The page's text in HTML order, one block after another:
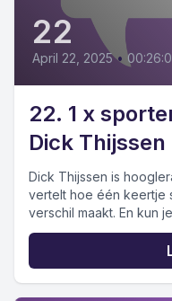
22
April 22, 2025 •
22. 1 x
Dick Thijssen
Dick Thijssen is
vertelt hoe één keertje
verschil maakt. En kun